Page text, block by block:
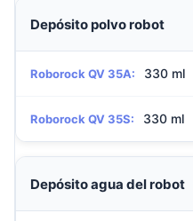
Depósito polvo robot
Roborock QV 35A: 330 ml
Roborock QV 35S: 330 ml
Depósito agua del robot